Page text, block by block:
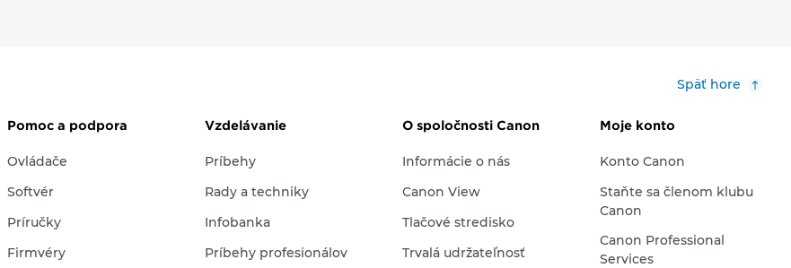
Späť hore
Pomoc a podpora
Ovládače
Softvér
Príručky
Firmvéry
Vzdelávanie
Príbehy
Rady a techniky
Infobanka
Príbehy profesionálov
O spoločnosti Canon
Informácie o nás
Canon View
Tlačové stredisko
Trvalá udržateľnosť
Moje konto
Konto Canon
Staňte sa členom klubu
Canon
Canon Professional
Services